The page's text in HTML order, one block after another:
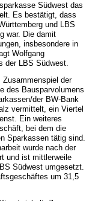
Südwest das
Es bestätigt, dass
und LBS
war. Die damit
insbesondere in
Wolfgang
der LBS Südwest.
der
des Bausparvolumens
der BW-Bank
vermittelt, ein Viertel
Ein weiteres
bei dem die
Sparkassen tätig sind.
wurde nach der
und ist mittlerweile
Südwest umgesetzt.
um 31,5